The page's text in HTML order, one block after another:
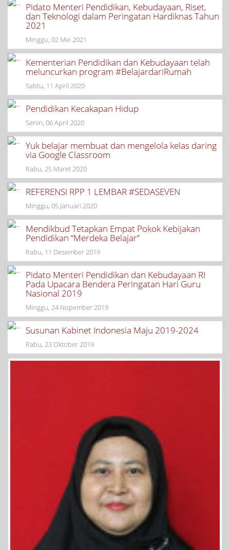
Pidato Menteri Pendidikan, Kebudayaan, Riset,
dan Teknologi dalam Peringatan Hardiknas Tahun
2021
Minggu, 02 Mei 2021
Kementerian Pendidikan dan Kebudayaan telah
meluncurkan program #BelajardariRumah
Sabtu, 11 April 2020
Pendidikan Kecakapan Hidup
Senin, 06 April 2020
Yuk belajar membuat dan mengelola kelas daring
via Google Classroom
Rabu, 25 Maret 2020
REFERENSI RPP 1 LEMBAR #SEDASEVEN
Minggu, 05 Januari 2020
Mendikbud Tetapkan Empat Pokok Kebijakan
Pendidikan “Merdeka Belajar”
Rabu, 11 Desember 2019
Pidato Menteri Pendidikan dan Kebudayaan RI
Pada Upacara Bendera Peringatan Hari Guru
Nasional 2019
Minggu, 24 Nopember 2019
Susunan Kabinet Indonesia Maju 2019-2024
Rabu, 23 Oktober 2019